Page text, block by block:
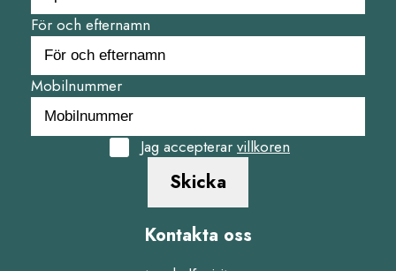
För och efternamn
Mobilnummer
Jag accepterar villkoren
Skicka
Kontakta oss